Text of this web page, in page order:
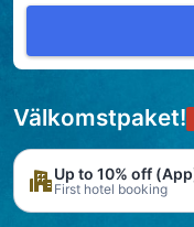
Välkomstpaket!
Up to 10% off
First hotel booking